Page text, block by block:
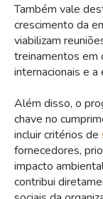
Também vale
crescimento da
viabilizam
treinamentos em
internacionais e a
Além disso, o
chave no
incluir critérios de
fornecedores,
impacto
contribui